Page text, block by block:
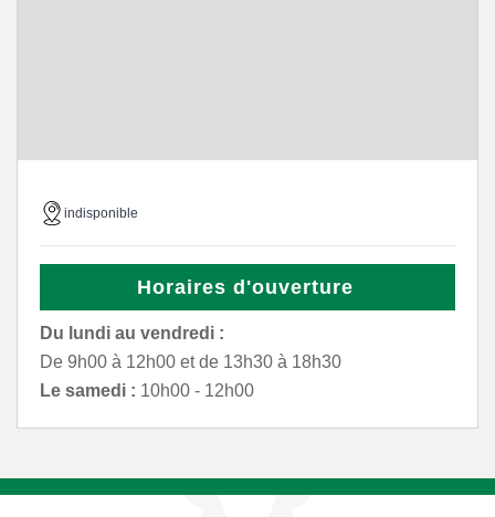
indisponible
Horaires d'ouverture
Du lundi au vendredi :
De 9h00 à 12h00 et de 13h30 à 18h30
Le samedi : 10h00 - 12h00